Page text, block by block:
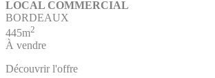
LOCAL COMMERCIAL
BORDEAUX
445m2
À vendre
Découvrir l'offre